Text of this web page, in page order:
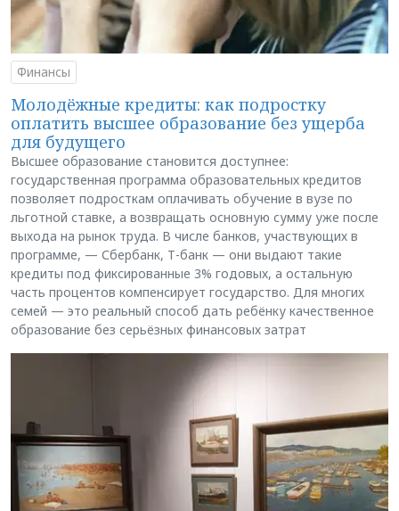
Финансы
Молодёжные кредиты: как подростку
оплатить высшее образование без ущерба
для будущего
Высшее образование становится доступнее:
государственная программа образовательных кредитов
позволяет подросткам оплачивать обучение в вузе по
льготной ставке, а возвращать основную сумму уже после
выхода на рынок труда. В числе банков, участвующих в
программе, — Сбербанк, Т-банк — они выдают такие
кредиты под фиксированные 3% годовых, а остальную
часть процентов компенсирует государство. Для многих
семей — это реальный способ дать ребёнку качественное
образование без серьёзных финансовых затрат